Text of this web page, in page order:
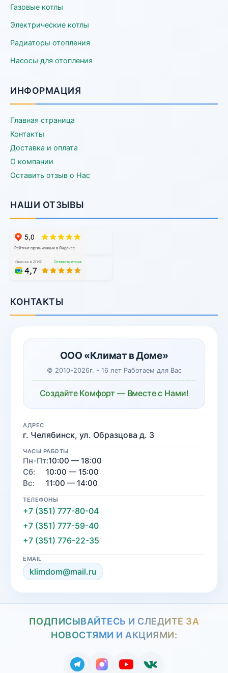
Газовые котлы
Электрические котлы
Радиаторы отопления
Насосы для отопления
ИНФОРМАЦИЯ
Главная страница
Контакты
Доставка и оплата
О компании
Оставить отзыв о Нас
НАШИ ОТЗЫВЫ
КОНТАКТЫ
ООО «Климат в Доме»
© 2010-2026г. - 16 лет Работаем для Вас
Создайте Комфорт — Вместе с Нами!
АДРЕС
г. Челябинск, ул. Образцова д. 3
ЧАСЫ РАБОТЫ
Пн-Пт:10:00 — 18:00
Сб:
10:00 — 15:00
Вс:
11:00 — 14:00
ТЕЛЕФОНЫ
+7 (351) 777-80-04
+7 (351) 777-59-40
+7 (351) 776-22-35
EMAIL
klimdom@mail.ru
ПОДПИСЫВАЙТЕСЬ И СЛЕДИТЕ ЗА
НОВОСТЯМИ И АКЦИЯМИ: